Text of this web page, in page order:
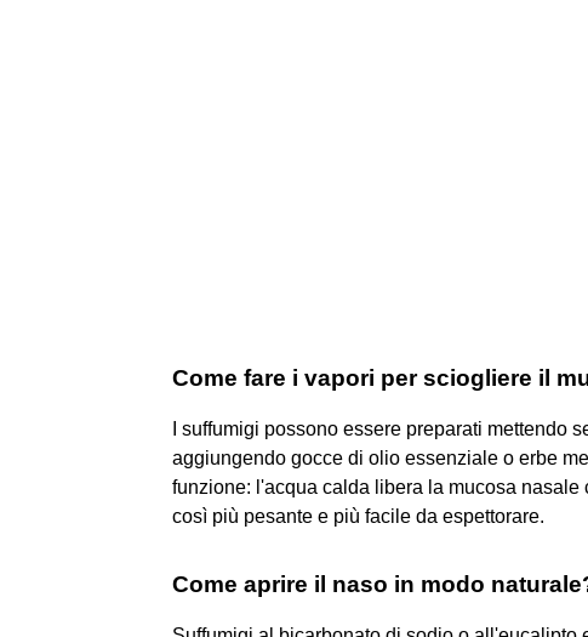
Come fare i vapori per sciogliere il
I suffumigi possono essere preparati mettendo
aggiungendo gocce di olio essenziale o erbe
funzione: l'acqua calda libera la mucosa
così più pesante e più facile da espettorare.
Come aprire il naso in modo